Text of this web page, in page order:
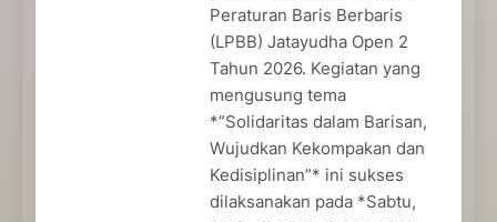
Peraturan Baris Berbaris
(LPBB) Jatayudha Open 2
Tahun 2026. Kegiatan yang
mengusung tema
*”Solidaritas dalam Barisan,
Wujudkan Kekompakan dan
Kedisiplinan”* ini sukses
dilaksanakan pada *Sabtu,